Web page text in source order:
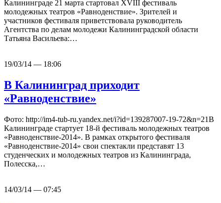
Калининграде 21 марта стартовал XVIII фестиваль
молодежных театров «Равноденствие». Зрителей и
участников фестиваля приветствовала руководитель
Агентства по делам молодежи Калининградской области
Татьяна Васильева:…
19/03/14 — 18:06
В Калининград приходит
«Равноденствие»
Фото: http://im4-tub-ru.yandex.net/i?id=139287007-19-72&n=21В
Калининграде стартует 18-й фестиваль молодежных театров
«Равноденствие-2014». В рамках открытого фестиваля
«Равноденствие-2014» свои спектакли представят 13
студенческих и молодежных театров из Калининграда,
Полесска,…
14/03/14 — 07:45